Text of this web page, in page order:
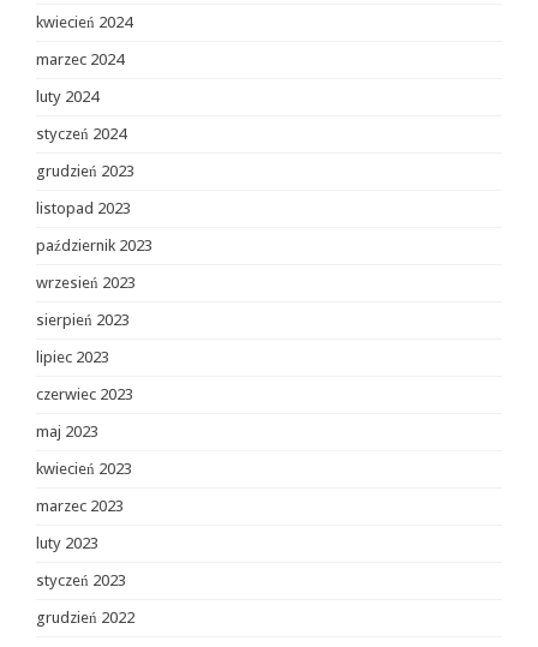
kwiecień 2024
marzec 2024
luty 2024
styczeń 2024
grudzień 2023
listopad 2023
październik 2023
wrzesień 2023
sierpień 2023
lipiec 2023
czerwiec 2023
maj 2023
kwiecień 2023
marzec 2023
luty 2023
styczeń 2023
grudzień 2022